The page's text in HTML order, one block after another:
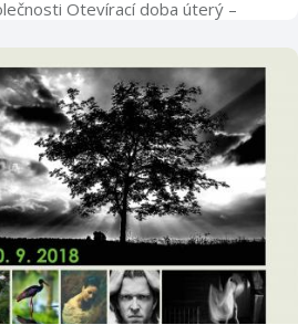
Otevírací doba úterý –